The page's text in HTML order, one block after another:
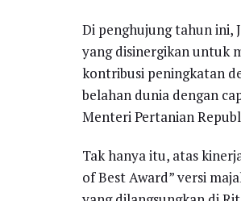
Di penghujung tahun ini,
yang disinergikan untuk
kontribusi peningkatan
belahan dunia dengan
Menteri Pertanian
Tak hanya itu, atas
of Best Award” versi